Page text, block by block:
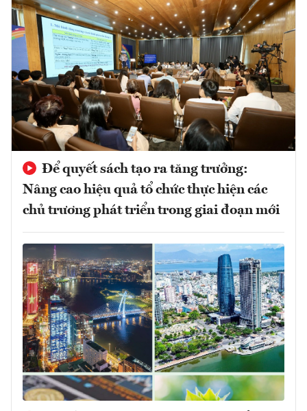
Để quyết sách tạo ra tăng trưởng:
Nâng cao hiệu quả tổ chức thực hiện các
chủ trương phát triển trong giai đoạn mới